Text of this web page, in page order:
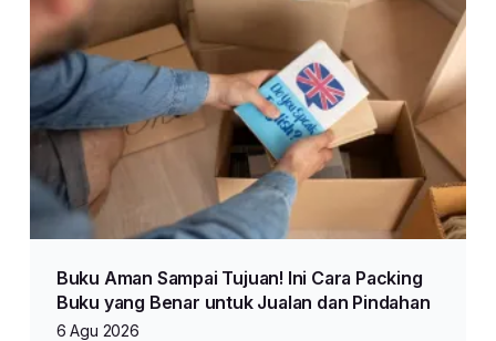
Buku Aman Sampai Tujuan! Ini Cara Packing
Buku yang Benar untuk Jualan dan Pindahan
6 Agu 2026